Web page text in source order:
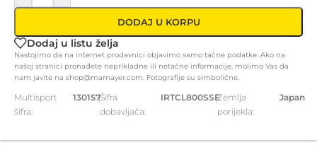
DODAJ U KORPU
Dodaj u listu želja
Nastojimo da na internet prodavnici objavimo samo tačne podatke. Ako na
našoj stranici pronađete neprikladne ili netačne informacije, molimo Vas da
nam javite na shop@mamayer.com. Fotografije su simbolične.
Multisport
šifra:
130157|Šifra
dobavljača:
IRTCL800SSE
|Zemlja
porijekla:
Japan